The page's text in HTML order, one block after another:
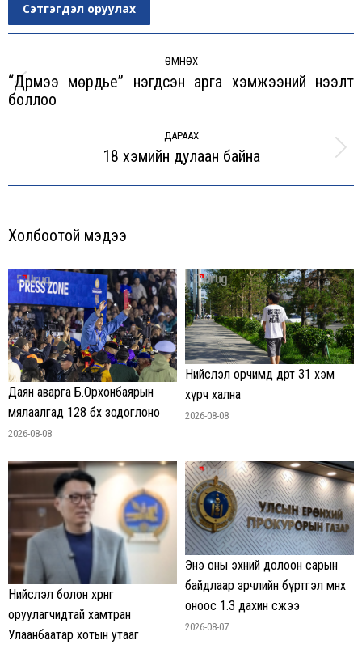
Сэтгэгдэл оруулах
ӨМНӨХ
Previous
“Дүрмээ мөрдье” нэгдсэн арга хэмжээний нээлт
боллоо
ДАРААХ
Next
18 хэмийн дулаан байна
Холбоотой мэдээ
Даян аварга Б.Орхонбаярын
мялаалгад 128 бөх зодоглоно
2026-08-08
Нийслэл орчимд өдөртөө 31 хэм
хүрч хална
2026-08-08
Нийслэл болон хөрөнгө
оруулагчидтай хамтран
Улаанбаатар хотын утааг
Энэ оны эхний долоон сарын
байдлаар зөрчлийн бүртгэл өмнөх
оноос 1.3 дахин өсжээ
2026-08-07